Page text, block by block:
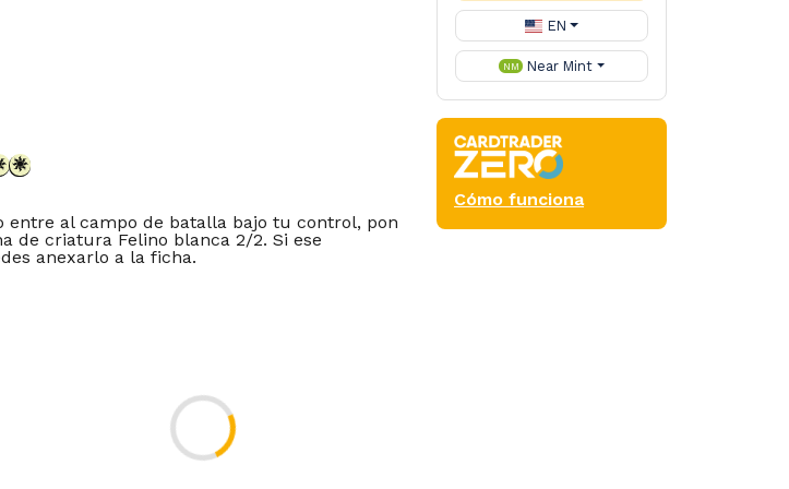
al campo de batalla bajo tu control, pon
de criatura Felino blanca 2/2. Si ese
anexarlo a la ficha.
EN
NM Near Mint
Cómo funciona